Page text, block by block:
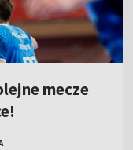
mecze